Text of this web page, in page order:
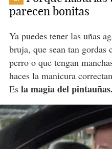
parecen bonitas
Ya puedes tener las uñas
bruja, que sean tan gordas
perro o que tengan
haces la manicura
Es la magia del pintauñas.